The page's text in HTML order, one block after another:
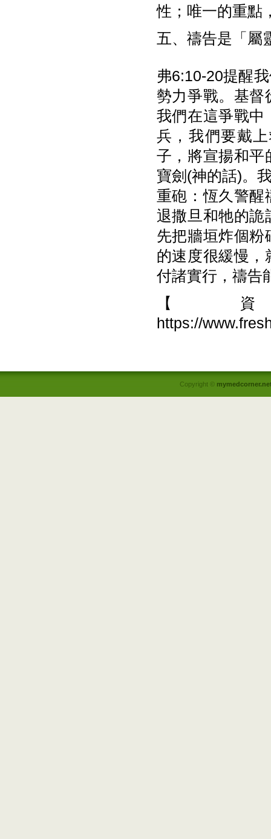
性；唯一的重點
五、禱告是「屬
弗6:10-20提醒
勢力爭戰。基督
我們在這爭戰中
兵，我們要戴
子，將宣揚和平
寶劍(神的話)。
重砲：恆久警醒
退撒旦和牠的詭
先把牆垣炸個粉
的速度很緩慢，
付諸實行，禱告
【
https://
Copyright ©